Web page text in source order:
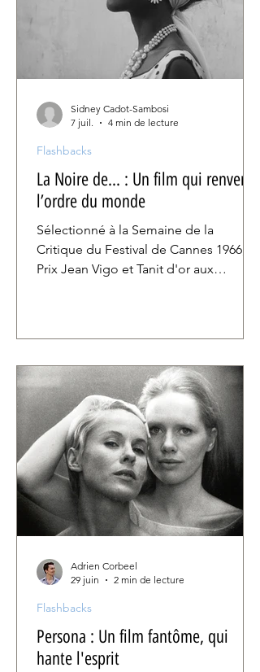
La Noire de… : Un film qui renversa
l’ordre du monde
Sélectionné à la Semaine de la
Critique du Festival de Cannes 1966,
Prix Jean Vigo et Tanit d'or aux
retrouve le chemin des salles ce 8
juillet. Retour sur un film qui a changé
le cinéma et le destin de son auteur. La
Noire de ... © Les Acacias Pour parler
de La Noire de…, il faut d’abord parler
de son scénariste et réalisateur,
Ousmane Sembène. Né d’un père
Dakarois
Flashbacks
Sidney Cadot-Sambosi
7 juil.
4 min de lecture
Persona : Un film fantôme, qui
hante l'esprit
Flashbacks
Adrien Corbeel
29 juin
2 min de lecture